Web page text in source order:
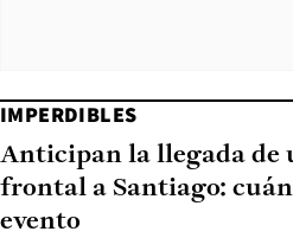
IMPERDIBLES
Anticipan la llegada de
frontal a Santiago:
evento